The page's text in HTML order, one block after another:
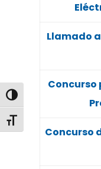
Alternar alto
Alternar tamaño de
Llamado
Concurso
Concurso